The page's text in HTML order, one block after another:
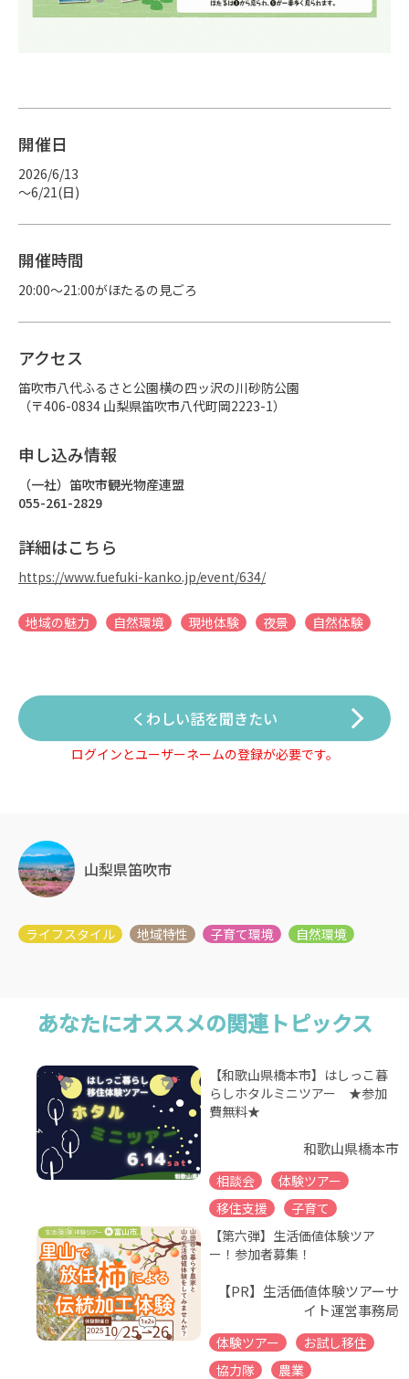
開催日
2026/6/13
～6/21(日)
開催時間
20:00〜21:00がほたるの見ごろ
アクセス
笛吹市八代ふるさと公園横の四ッ沢の川砂防公園
（〒406-0834 山梨県笛吹市八代町岡2223-1）
申し込み情報
（一社）笛吹市観光物産連盟
055-261-2829
詳細はこちら
https://www.fuefuki-kanko.jp/event/634/
地域の魅力 自然環境 現地体験 夜景 自然体験
くわしい話を聞きたい
ログインとユーザーネームの登録が必要です。
山梨県笛吹市
あなたにオススメの関連トピックス
【和歌山県橋本市】はしっこ暮
らしホタルミニツアー ★参加
費無料★
和歌山県橋本市
相談会
体験ツアー
移住支援
子育て
【第六弾】生活価値体験ツア
ー！参加者募集！
【PR】生活価値体験ツアーサ
イト運営事務局
体験ツアー
お試し移住
協力隊
農業